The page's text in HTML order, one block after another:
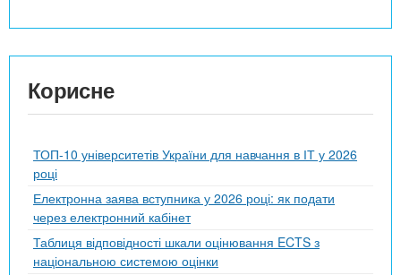
Корисне
ТОП-10 університетів України для навчання в ІТ у 2026
році
Електронна заява вступника у 2026 році: як подати
через електронний кабінет
Таблиця відповідності шкали оцінювання ECTS з
національною системою оцінки